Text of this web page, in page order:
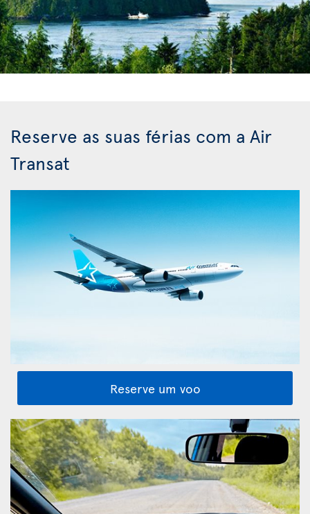
Reserve as suas férias com a Air
Transat
Reserve um voo